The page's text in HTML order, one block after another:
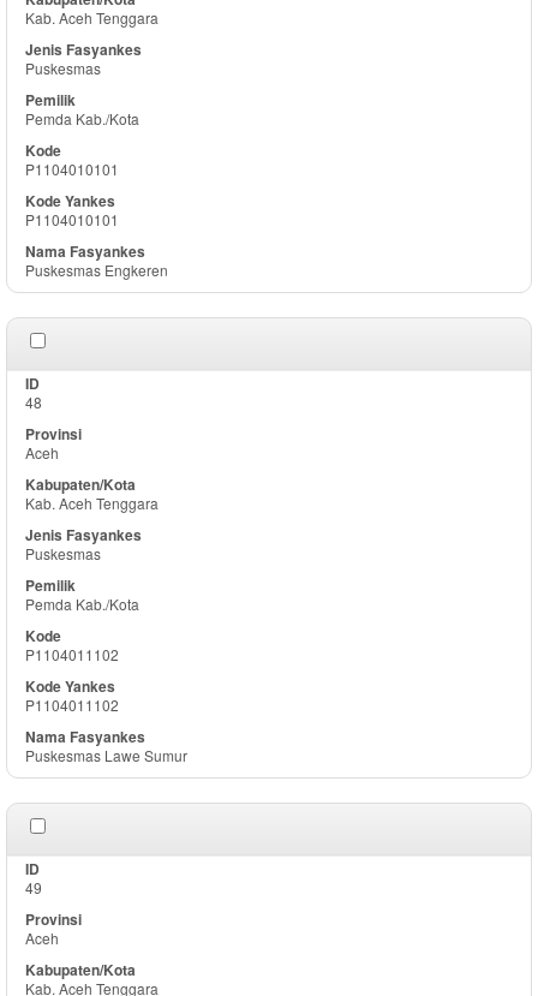
Kab. Aceh Tenggara
Puskesmas
Pemda Kab./Kota
P1104010101
P1104010101
Puskesmas Engkeren
48
Aceh
Kab. Aceh Tenggara
Puskesmas
Pemda Kab./Kota
P1104011102
P1104011102
Puskesmas Lawe Sumur
49
Aceh
Kab. Aceh Tenggara